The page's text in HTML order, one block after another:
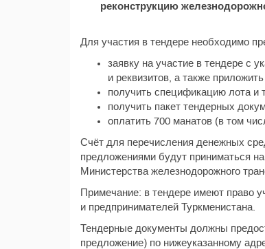
реконструкцию
Для участия в тендере необходимо
заявку на участие в тендере с
и реквизитов, а также
получить спецификацию лота и
получить пакет тендерных
оплатить 700 манатов (в том
Счёт для перечисления денежных
предложениями будут приниматься
Министерства железнодорожного
Примечание: в тендере имеют право
и предпринимателей Туркменистана.
Тендерные документы должны
предложение) по нижеуказанному